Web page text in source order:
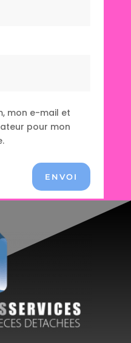
mon e-mail et
pour mon
ENVOI